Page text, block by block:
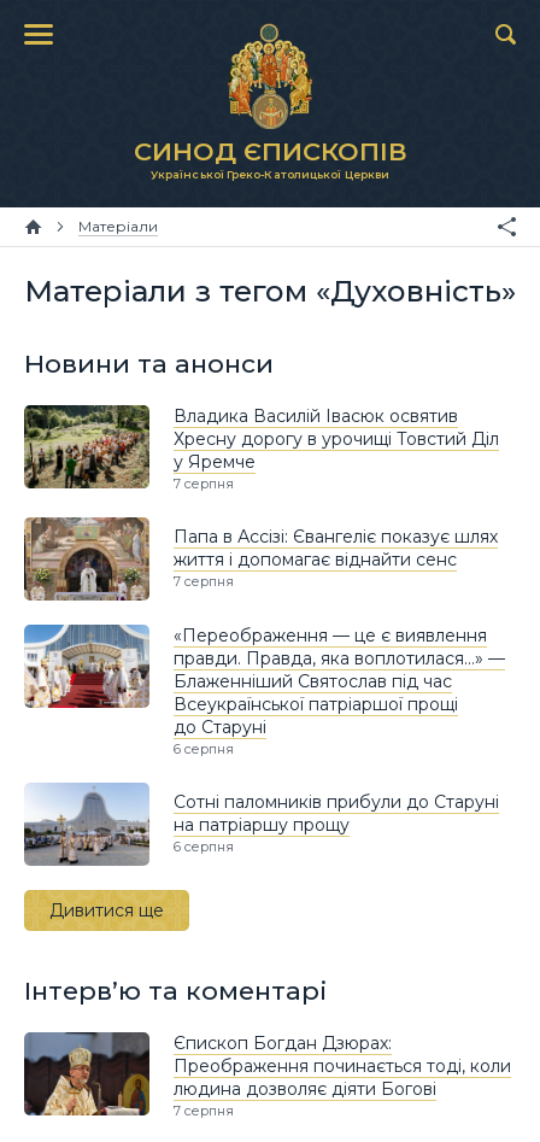
СИНОД ЄПИСКОПІВ
Української Греко-Католицької Церкви
Матеріали
Матеріали з тегом «Духовність»
Новини та анонси
Владика Василій Івасюк освятив
Хресну дорогу в урочищі Товстий Діл
у Яремче
7 серпня
Папа в Ассізі: Євангеліє показує шлях
життя і допомагає віднайти сенс
7 серпня
«Переображення — це є виявлення
правди. Правда, яка воплотилася…» —
Блаженніший Святослав під час
Всеукраїнської патріаршої прощі
до Старуні
6 серпня
Сотні паломників прибули до Старуні
на патріаршу прощу
6 серпня
Дивитися ще
Інтерв’ю та коментарі
Єпископ Богдан Дзюрах:
Преображення починається тоді, коли
людина дозволяє діяти Богові
7 серпня